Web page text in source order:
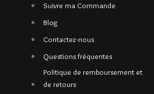
Suivre ma Commande
Blog
Contactez-nous
Questions fréquentes
Politique de remboursement et
de retours